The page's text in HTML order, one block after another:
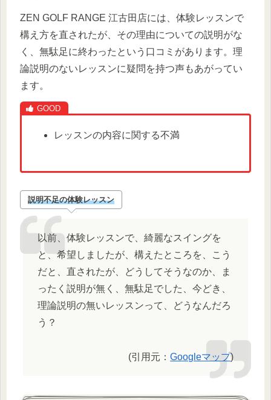
ZEN GOLF RANGE 江古田店には、体験レッスンで
構え方を直されたが、その理由についての説明がな
く、無駄足に終わったという口コミがあります。理
論説明のないレッスンに疑問を持つ声もあがってい
ます。
レッスンの内容に関する不満
説明不足の体験レッスン
以前、体験レッスンで、綺麗なスイングを
と、希望しましたが、構えたところを、こう
だと、直されたが、どうしてそうなのか、ま
ったく説明が無く、無駄足でした、今どき、
理論説明の無いレッスンって、どうなんだろ
う？
(引用元：Googleマップ)